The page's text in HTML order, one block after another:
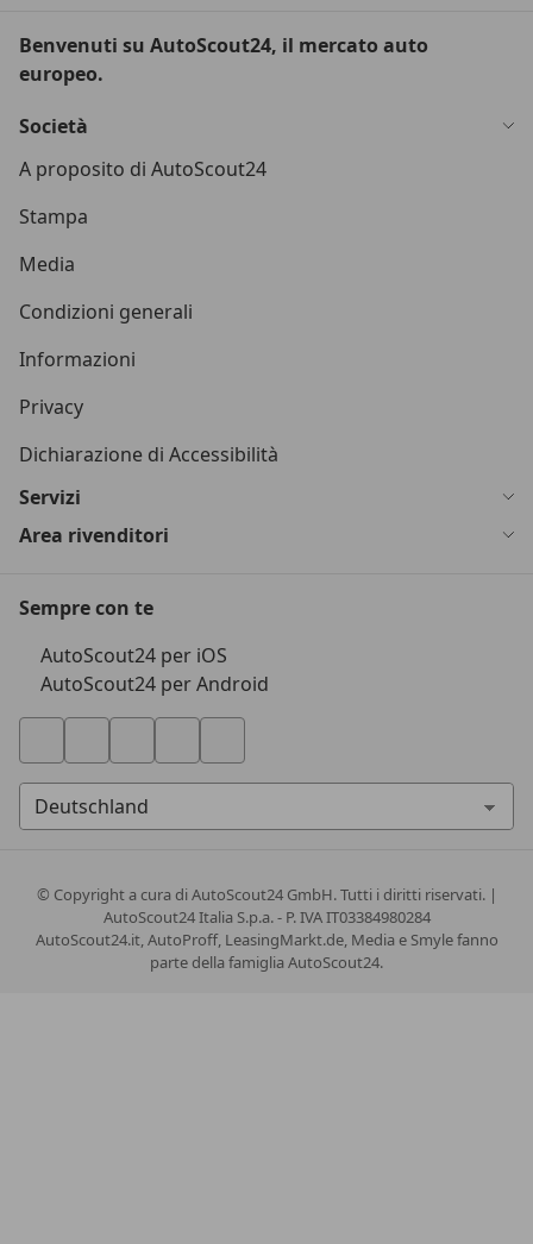
Benvenuti su AutoScout24, il mercato auto
europeo.
Società
A proposito di AutoScout24
Stampa
Media
Condizioni generali
Informazioni
Privacy
Dichiarazione di Accessibilità
Servizi
Area rivenditori
Sempre con te
AutoScout24 per iOS
AutoScout24 per Android
© Copyrighta cura di AutoScout24 GmbH. Tutti i diritti riservati. |
AutoScout24 Italia S.p.a. - P. IVA IT03384980284
AutoScout24.it, AutoProff, LeasingMarkt.de, Media e Smyle fanno
parte della famiglia AutoScout24.